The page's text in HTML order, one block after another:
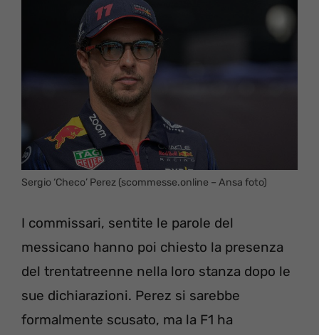
Sergio ‘Checo’ Perez (scommesse.online – Ansa foto)
I commissari, sentite le parole del
messicano hanno poi chiesto la presenza
del trentatreenne nella loro stanza dopo le
sue dichiarazioni. Perez si sarebbe
formalmente scusato, ma la F1 ha